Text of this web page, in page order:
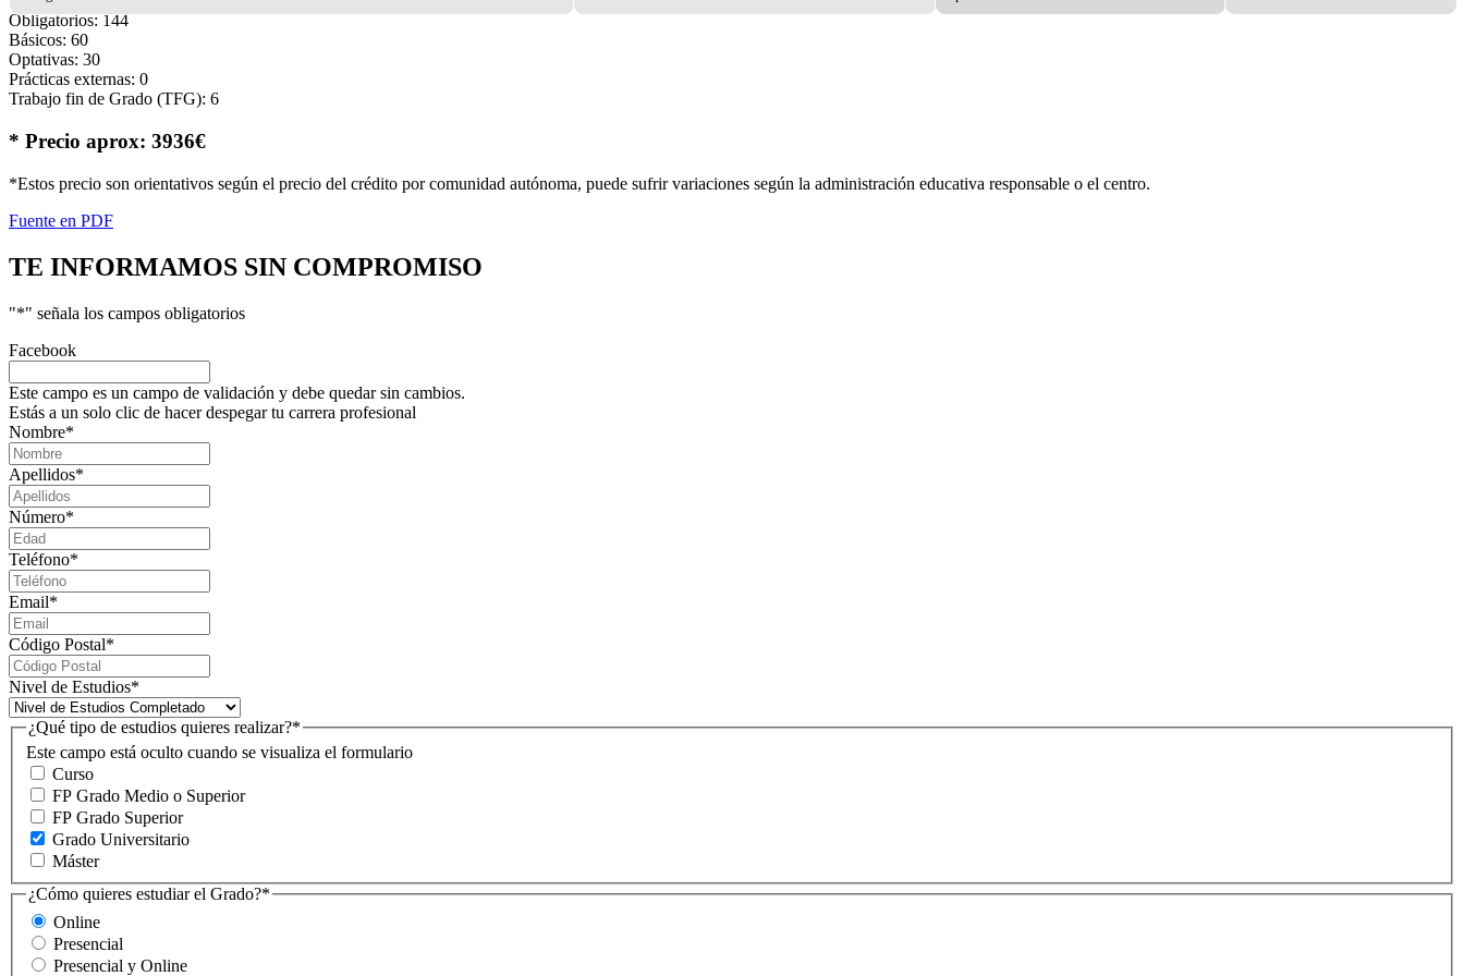
Obligatorios: 144
Básicos: 60
Optativas: 30
Prácticas externas: 0
Trabajo fin de Grado (TFG): 6
* Precio aprox: 3936€
*Estos precio son orientativos según el precio del crédito por comunidad autónoma, puede sufrir variaciones según la administración educativa responsable o el centro.
Fuente en PDF
TE INFORMAMOS SIN COMPROMISO
"*" señala los campos obligatorios
Facebook
Este campo es un campo de validación y debe quedar sin cambios.
Estás a un solo clic de hacer despegar tu carrera profesional
Nombre*
Apellidos*
Número*
Teléfono*
Email*
Código Postal*
Nivel de Estudios*
Este campo está oculto cuando se visualiza el formulario
¿Qué tipo de estudios quieres realizar?*
Curso
FP Grado Medio o Superior
FP Grado Superior
Grado Universitario
Máster
¿Cómo quieres estudiar el Grado?*
Online
Presencial
Presencial y Online